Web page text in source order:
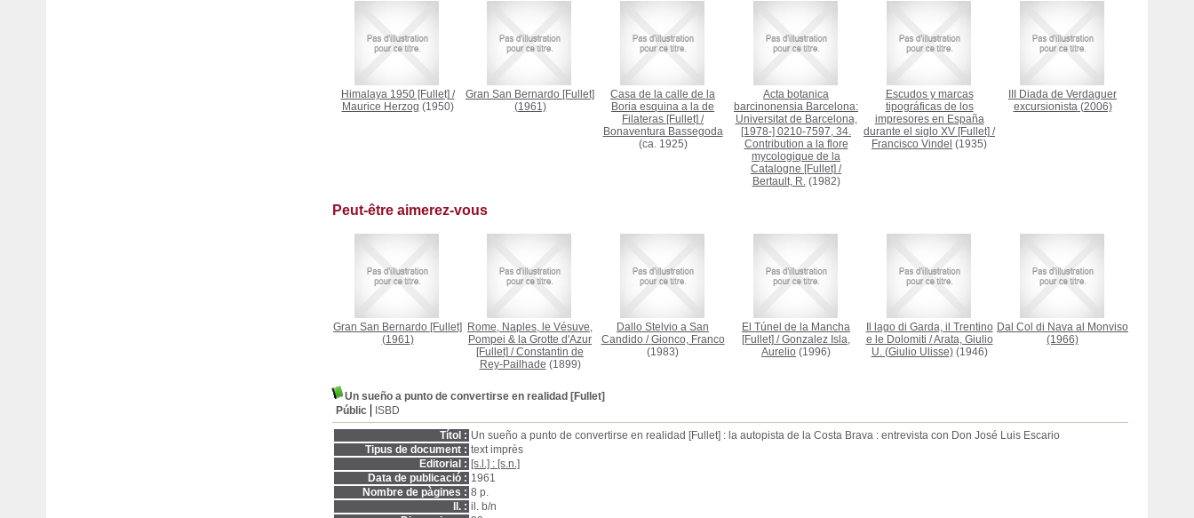
Himalaya 1950 [Fullet] /
Maurice Herzog (1950)
Gran San Bernardo [Fullet]
(1961)
Casa de la calle de la
Boria esquina a la de
Filateras [Fullet] /
Bonaventura Bassegoda
(ca. 1925)
Acta botanica
barcinonensia Barcelona:
Universitat de Barcelona,
[1978-] 0210-7597, 34.
Contribution a la flore
mycologique de la
Catalogne [Fullet] /
Bertault, R.(1982)
Escudos y marcas
tipográficas de los
impresores en España
durante el siglo XV [Fullet] /
Francisco Vindel (1935)
III Diada de Verdaguer
excursionista(2006)
Peut-être aimerez-vous
Gran San Bernardo [Fullet]
(1961)
Rome, Naples, le Vésuve,
Pompei & la Grotte d'Azur
[Fullet] /Constantin de
Rey-Pailhade (1899)
Dallo Stelvio a San
Candido/Gionco, Franco
(1983)
El Túnel de la Mancha
[Fullet] /Gonzalez Isla,
Aurelio (1996)
Il lago di Garda, il Trentino
e le Dolomiti /Arata, Giulio
U. (Giulio Ulisse)(1946)
Dal Col di Nava al Monviso
(1966)
Un sueño a punto de convertirse en realidad [Fullet]
Públic
ISBD
Títol : Un sueño a punto de convertirse en realidad [Fullet] : la autopista de la Costa Brava : entrevista con Don José Luis Escario
Tipus de document : text imprès
Editorial : [s.l.] : [s.n.]
Data de publicació : 1961
Nombre de pàgines : 8 p.
ll. : il. b/n